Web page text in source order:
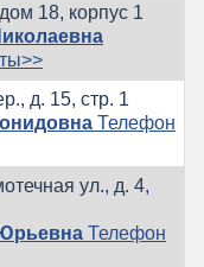
18, корпус 1
д. 15, стр. 1
Телефон
ул., д. 4,
Телефон